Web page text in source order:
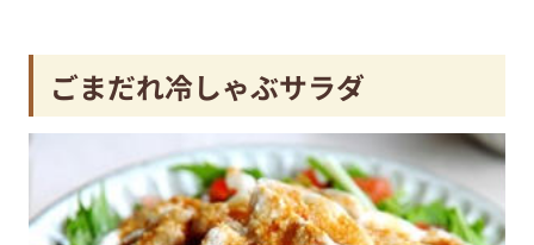
ごまだれ冷しゃぶサラダ